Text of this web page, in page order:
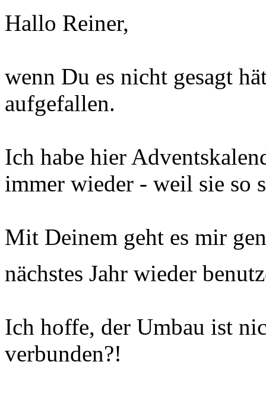
Hallo Reiner,
wenn Du es nicht gesagt
aufgefallen.
Ich habe hier
immer wieder - weil sie so
Mit Deinem geht es mir
nächstes Jahr wieder
Ich hoffe, der Umbau ist
verbunden?!